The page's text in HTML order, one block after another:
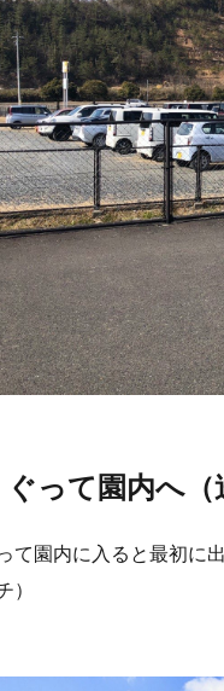
ぐって園内へ（
て園内に入ると最初に
）